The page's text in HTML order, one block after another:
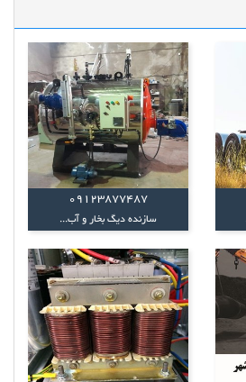
09123877487
سازنده دیگ بخار و آب...